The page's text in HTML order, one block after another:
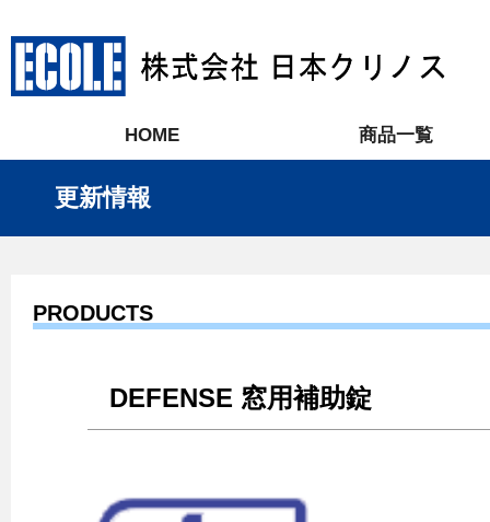
HOME 商品一覧
更新情報
PRODUCTS
DEFENSE 窓用補助錠